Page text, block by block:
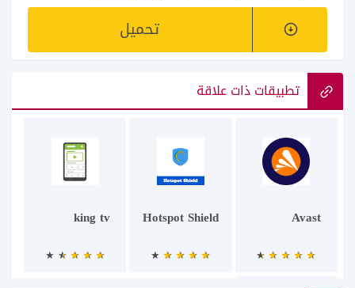
تحميل
تطبيقات ذات علاقة
Avast
Hotspot Shield
king tv